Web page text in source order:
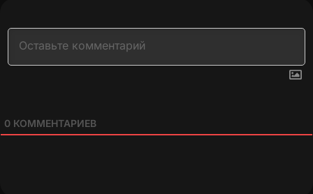
0 КОММЕНТАРИЕВ